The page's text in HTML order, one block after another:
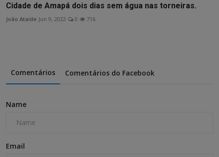
Cidade de Amapá dois dias sem água nas torneiras.
João Ataide Jun 9, 2022 0 716
Comentários Comentários do Facebook
Name
Email